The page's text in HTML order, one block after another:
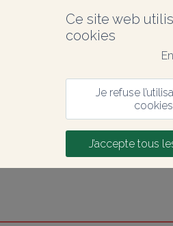
Ce site web
cookies
Je refuse
cookies
J’accepte tous